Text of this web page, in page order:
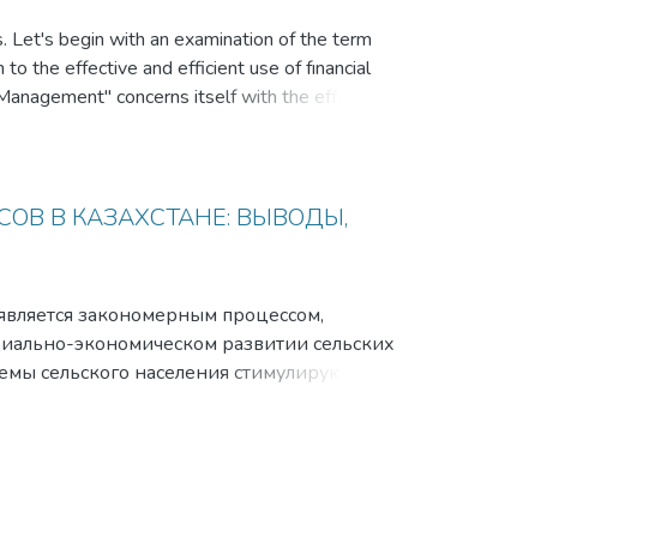
Let's begin with an examination of the term
the effective and efficient use of fınancial
concerns itself with the effective
Management" concerns itself \vith the
В КАЗАХСТАНЕ: ВЫВОДЫ,
закономерным процессом,
экономическом развитии сельских
сельского населения стимулируют
возраста могут прожить за
силой внутренней
возможность трудоустройства в
инфраструктурных объектах, в